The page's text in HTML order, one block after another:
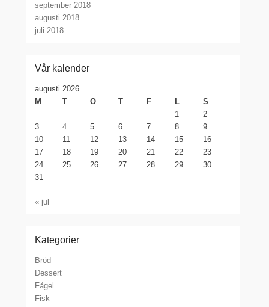
september 2018
augusti 2018
juli 2018
Vår kalender
augusti 2026
M
T O T F L
S
1
2
3
4 5 6 7 8
9
10
11 12 13 14 15
16
17
18 19 20 21 22
23
24
25 26 27 28 29
30
31
« jul
Kategorier
Bröd
Dessert
Fågel
Fisk